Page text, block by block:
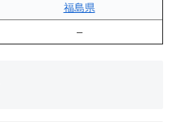
福島県
–